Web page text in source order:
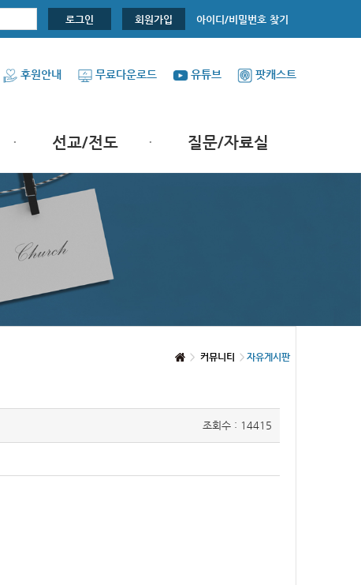
로그인 회원가입 아이디/비밀번호 찾기
후원안내 무료다운로드 유튜브 팟캐스트
선교/전도 질문/자료실
커뮤니티 자유게시판
조회수 : 14415